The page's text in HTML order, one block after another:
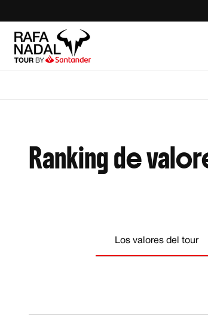
Ranking de
Los valores del tour